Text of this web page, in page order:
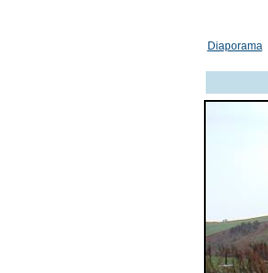
Diaporama